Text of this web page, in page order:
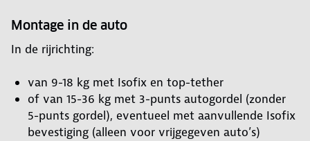
Montage in de auto
In de rijrichting:
van 9-18 kg met Isofix en top-tether
of van 15-36 kg met 3-punts autogordel (zonder
5-punts gordel), eventueel met aanvullende Isofix
bevestiging (alleen voor vrijgegeven auto’s)